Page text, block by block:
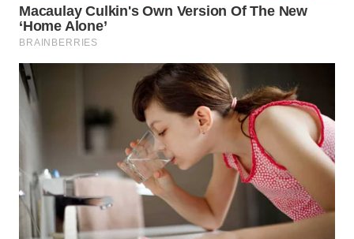
WN
BINTAN
MANDALIKA
WN
LABUANBAJO